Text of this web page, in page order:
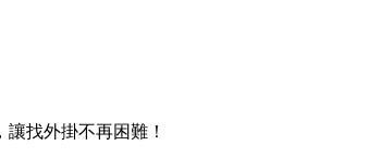
找外掛不再困難！